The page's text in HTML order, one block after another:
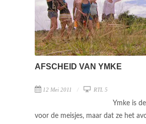
AFSCHEID VAN YMKE
12 Mei 2011 RTL 5
Ymke is
voor de meisjes, maar dat ze het